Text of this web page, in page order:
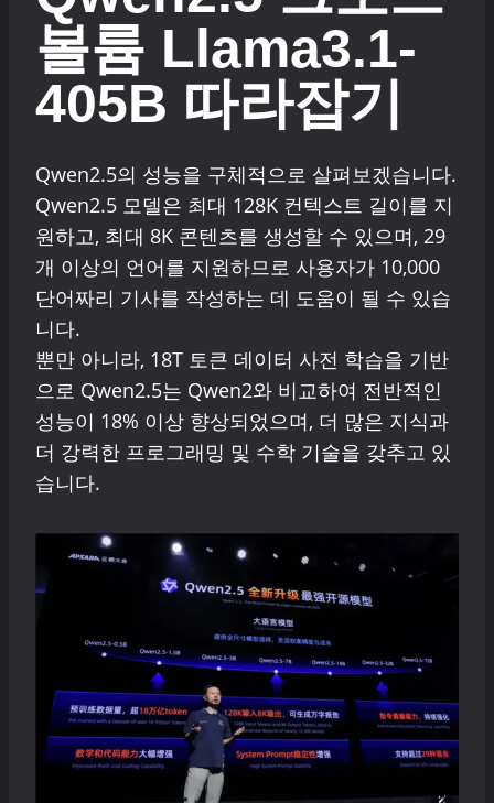
볼륨 Llama3.1-
405B 따라잡기
Qwen2.5의 성능을 구체적으로 살펴보겠습니다.
Qwen2.5 모델은 최대 128K 컨텍스트 길이를 지
원하고, 최대 8K 콘텐츠를 생성할 수 있으며, 29
개 이상의 언어를 지원하므로 사용자가 10,000
단어짜리 기사를 작성하는 데 도움이 될 수 있습
니다.
뿐만 아니라, 18T 토큰 데이터 사전 학습을 기반
으로 Qwen2.5는 Qwen2와 비교하여 전반적인
성능이 18% 이상 향상되었으며, 더 많은 지식과
더 강력한 프로그래밍 및 수학 기술을 갖추고 있
습니다.